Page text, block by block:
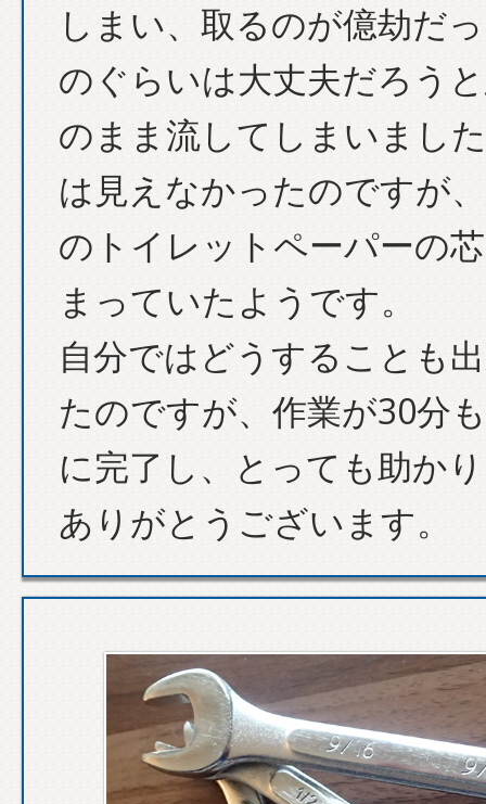
しまい、取るのが億劫だ
のぐらいは大丈夫だろう
のまま流してしまいまし
は見えなかったのですが
のトイレットペーパーの
まっていたようです。
自分ではどうすることも
たのですが、作業が30分
に完了し、とっても助か
ありがとうございます。